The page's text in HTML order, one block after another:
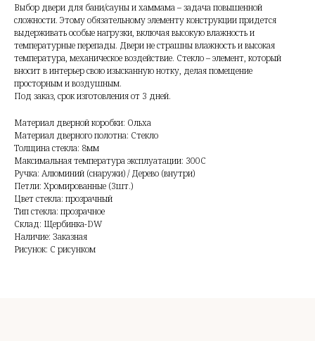
Выбор двери для бани/сауны и хаммама – задача повышенной
сложности. Этому обязательному элементу конструкции придется
выдерживать особые нагрузки, включая высокую влажность и
температурные перепады. Двери не страшны влажность и высокая
температура, механическое воздействие. Стекло – элемент, который
вносит в интерьер свою изысканную нотку, делая помещение
просторным и воздушным.
Под заказ, срок изготовления от 3 дней.
Материал дверной коробки: Ольха
Материал дверного полотна: Стекло
Толщина стекла: 8мм
Максимальная температура эксплуатации: 300С
Ручка: Алюминий (снаружи) / Дерево (внутри)
Петли: Хромированные (3шт.)
Цвет стекла: прозрачный
Тип стекла: прозрачное
Склад: Щербинка-DW
Наличие: Заказная
Рисунок: С рисунком